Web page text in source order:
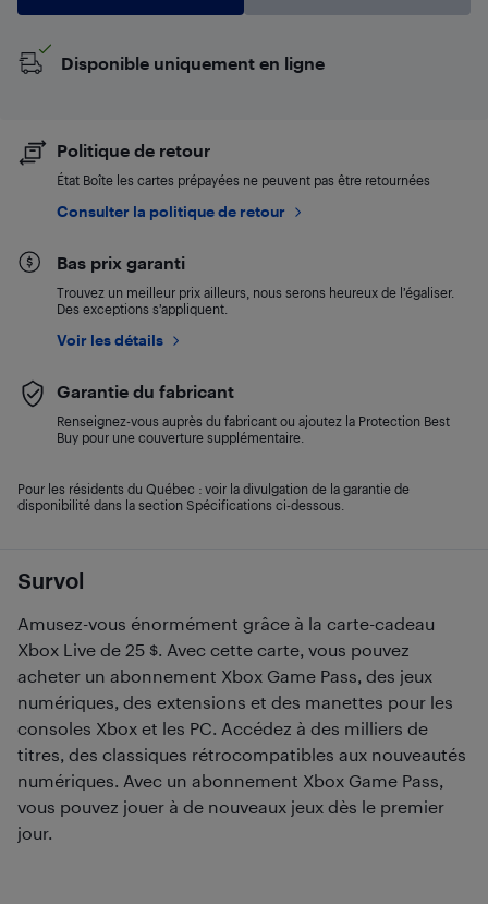
Survol
Amusez-vous énormément grâce à la carte-cadeau
Xbox Live de 25 $. Avec cette carte, vous pouvez
acheter un abonnement Xbox Game Pass, des jeux
numériques, des extensions et des manettes pour les
consoles Xbox et les PC. Accédez à des milliers de
titres, des classiques rétrocompatibles aux nouveautés
numériques. Avec un abonnement Xbox Game Pass,
vous pouvez jouer à de nouveaux jeux dès le premier
jour.
Disponible uniquement en ligne
Politique de retour
État Boîte les cartes prépayées ne peuvent pas être retournées
Consulter la politique de retour
Bas prix garanti
Trouvez un meilleur prix ailleurs, nous serons heureux de l’égaliser.
Des exceptions s’appliquent.
Voir les détails
Garantie du fabricant
Renseignez-vous auprès du fabricant ou ajoutez la Protection Best
Buy pour une couverture supplémentaire.
Pour les résidents du Québec : voir la divulgation de la garantie de
disponibilité dans la section Spécifications ci-dessous.